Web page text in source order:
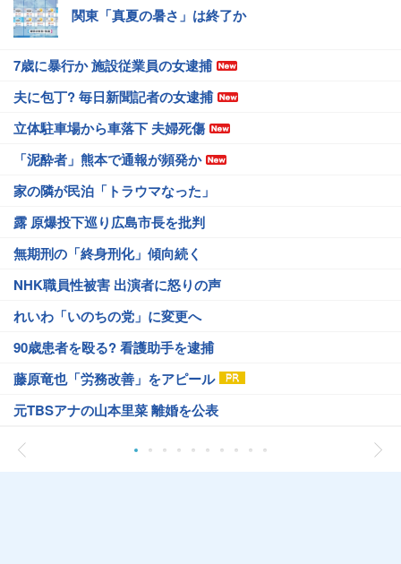
関東「真夏の暑さ」は終了か
7歳に暴行か 施設従業員の女逮捕
夫に包丁? 毎日新聞記者の女逮捕
立体駐車場から車落下 夫婦死傷
「泥酔者」熊本で通報が頻発か
家の隣が民泊「トラウマなった」
露 原爆投下巡り広島市長を批判
無期刑の「終身刑化」傾向続く
NHK職員性被害 出演者に怒りの声
れいわ「いのちの党」に変更へ
90歳患者を殴る? 看護助手を逮捕
藤原竜也「労務改善」をアピール
元TBSアナの山本里菜 離婚を公表